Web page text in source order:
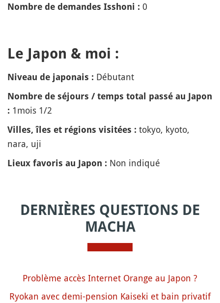
Nombre de demandes Isshoni : 0
Le Japon & moi :
Niveau de japonais : Débutant
Nombre de séjours / temps total passé au Japon
: 1mois 1/2
Villes, îles et régions visitées : tokyo, kyoto,
nara, uji
Lieux favoris au Japon : Non indiqué
DERNIÈRES QUESTIONS DE
MACHA
Problème accès Internet Orange au Japon ?
Ryokan avec demi-pension Kaiseki et bain privatif